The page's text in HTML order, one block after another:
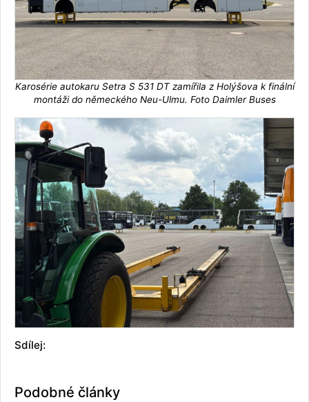
Karosérie autokaru Setra S 531 DT zamířila z Holýšova k finální
montáži do německého Neu-Ulmu. Foto Daimler Buses
Sdílej:
Podobné články